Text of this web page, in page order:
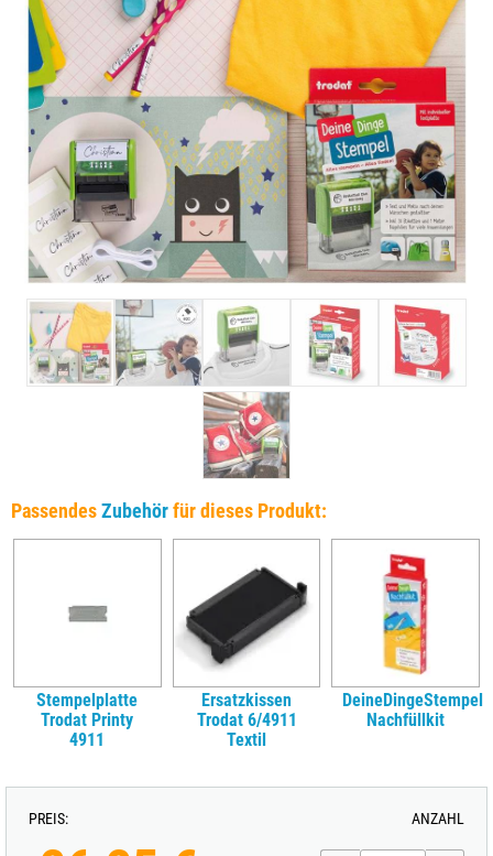
PassendesZubehörfür dieses Produkt:
Stempelplatte
Trodat Printy
4911
Ersatzkissen
Trodat 6/4911
Textil
DeineDingeStempel
Nachfüllkit
PREIS: ANZAHL